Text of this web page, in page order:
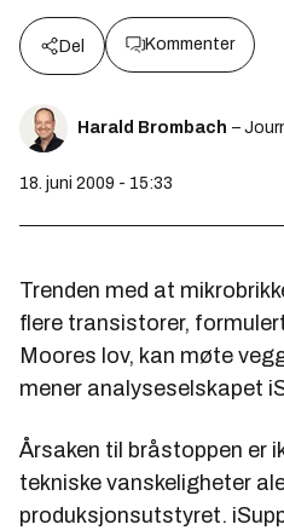
Del Kommenter
Harald Brombach –
18. juni 2009 - 15:33
Trenden med at
flere transistorer,
Moores lov, kan møte
mener analyseselskapet
Årsaken til bråstoppen er
tekniske vanskeligheter
produksjonsutstyret.